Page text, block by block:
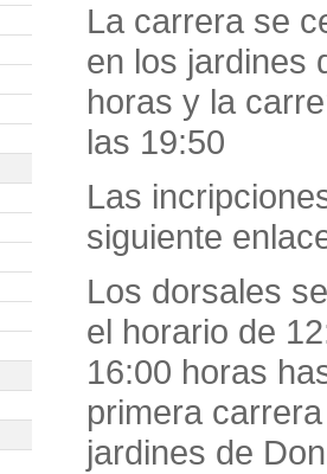
La carrera se
en los jardines
horas y la
las 19:50
Las
siguiente
Los dorsales
el horario de
16:00 horas
primera
jardines de